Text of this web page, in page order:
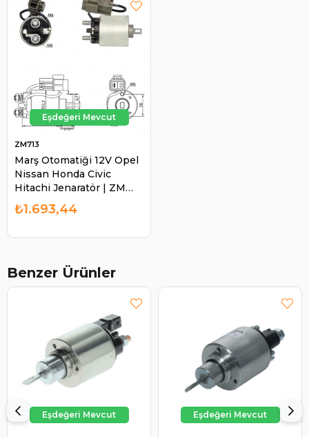
Marş Otomatiği 12V Opel
Nissan Honda Civic
Hitachi Jenaratör | ZM
ZM713
₺1.693,44
Benzer Ürünler